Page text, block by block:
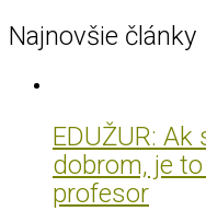
Najnovšie články
EDUŽUR:
dobrom, je
profesor